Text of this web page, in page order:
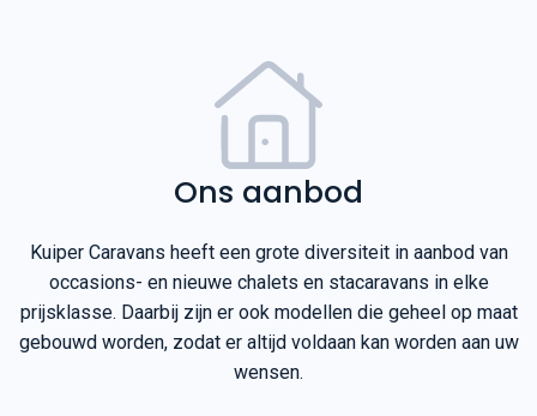
Ons aanbod
Kuiper Caravans heeft een grote diversiteit in aanbod van
occasions- en nieuwe chalets en stacaravans in elke
prijsklasse. Daarbij zijn er ook modellen die geheel op maat
gebouwd worden, zodat er altijd voldaan kan worden aan uw
wensen.